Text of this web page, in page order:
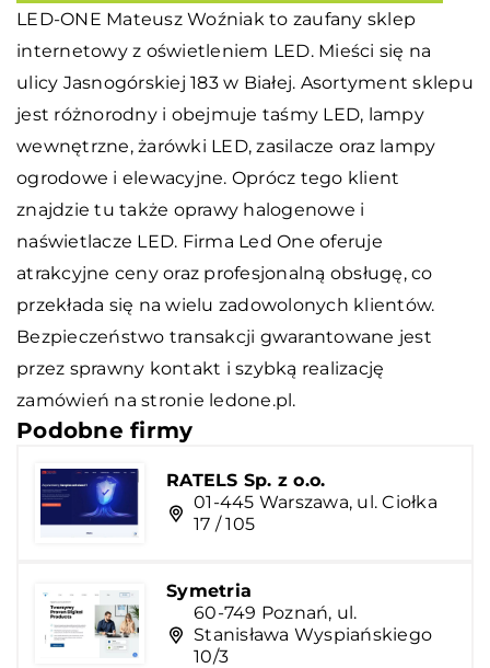
LED-ONE Mateusz Woźniak to zaufany sklep
internetowy z oświetleniem LED. Mieści się na
ulicy Jasnogórskiej 183 w Białej. Asortyment sklepu
jest różnorodny i obejmuje taśmy LED, lampy
wewnętrzne, żarówki LED, zasilacze oraz lampy
ogrodowe i elewacyjne. Oprócz tego klient
znajdzie tu także oprawy halogenowe i
naświetlacze LED. Firma Led One oferuje
atrakcyjne ceny oraz profesjonalną obsługę, co
przekłada się na wielu zadowolonych klientów.
Bezpieczeństwo transakcji gwarantowane jest
przez sprawny kontakt i szybką realizację
zamówień na stronie ledone.pl.
Podobne firmy
RATELS Sp. z o.o.
01-445 Warszawa, ul. Ciołka
17 / 105
Symetria
60-749 Poznań, ul.
Stanisława Wyspiańskiego
10/3